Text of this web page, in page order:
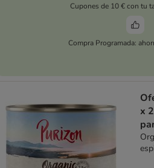
Cupones de 10 € con tu
Compra Programada:
x